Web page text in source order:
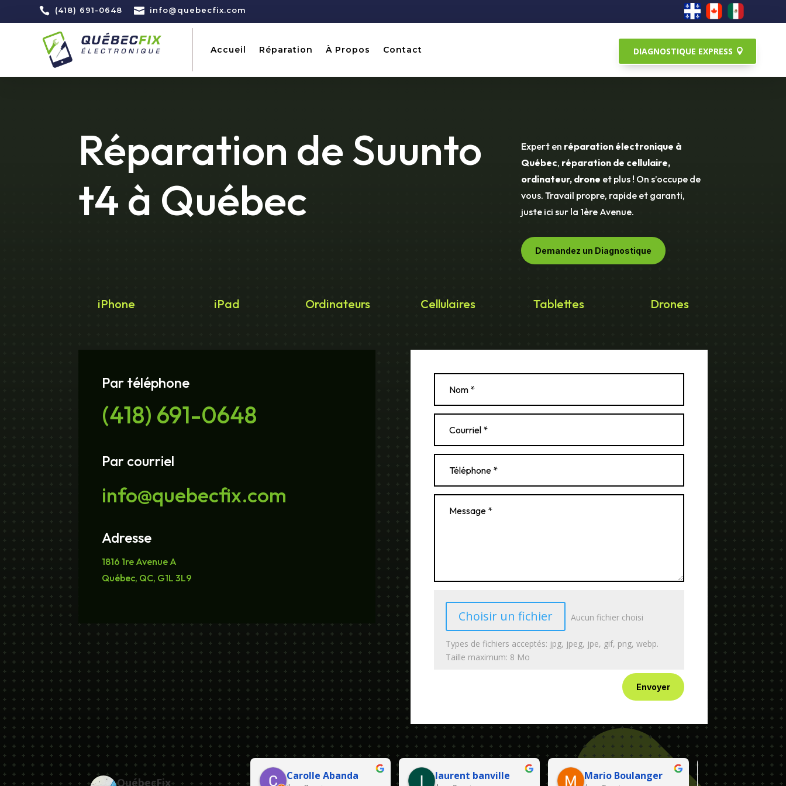
 (418) 691-0648  info@quebecfix.com
Accueil Réparation À Propos Contact DIAGNOSTIQUE EXPRESS
Réparation de Suunto
t4 à Québec
Expert en réparation électronique à
Québec, réparation de cellulaire,
ordinateur, drone et plus ! On s’occupe de
vous. Travail propre, rapide et garanti,
juste ici sur la 1ère Avenue.
Demandez un Diagnostique
iPhone iPad Ordinateurs Cellulaires Tablettes Drones
Par téléphone
(418) 691-0648
Par courriel
info@quebecfix.com
Adresse
1816 1re Avenue A
Québec, QC, G1L 3L9
Choisir un fichier Aucun fichier choisi
Types de fichiers acceptés: jpg, jpeg, jpe, gif, png, webp.
Taille maximum: 8 Mo
Envoyer
QuébecFix
Ricardo Talbot Carolle Abanda laurent banville Mario Boulanger